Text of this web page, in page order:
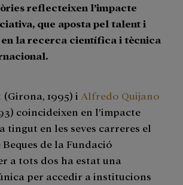
reflecteixen l’impacte
que aposta pel talent i
en la recerca científica i tècnica
(Girona, 1995) i Alfredo Quijano
coincideixen en l’impacte
tingut en les seves carreres el
de la Fundació
a tots dos ha estat una
per accedir a institucions